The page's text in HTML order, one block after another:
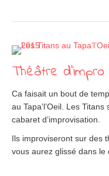
Théâtre
Ca faisait un bout de
au Tapa’l’Oeil. Les
cabaret d’improvisation.
Ils improviseront sur des
vous aurez glissé dans le